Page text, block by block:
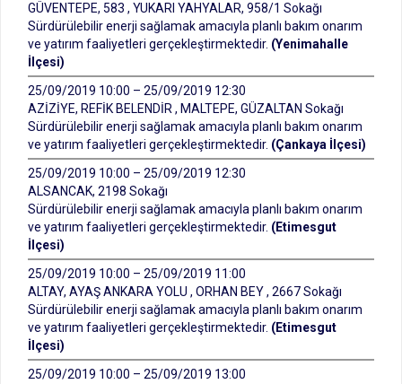
GÜVENTEPE, 583 , YUKARI YAHYALAR, 958/1 Sokağı
Sürdürülebilir enerji sağlamak amacıyla planlı bakım onarım
ve yatırım faaliyetleri gerçekleştirmektedir. (Yenimahalle
İlçesi)
25/09/2019 10:00 – 25/09/2019 12:30
AZİZİYE, REFİK BELENDİR , MALTEPE, GÜZALTAN Sokağı
Sürdürülebilir enerji sağlamak amacıyla planlı bakım onarım
ve yatırım faaliyetleri gerçekleştirmektedir. (Çankaya İlçesi)
25/09/2019 10:00 – 25/09/2019 12:30
ALSANCAK, 2198 Sokağı
Sürdürülebilir enerji sağlamak amacıyla planlı bakım onarım
ve yatırım faaliyetleri gerçekleştirmektedir. (Etimesgut
İlçesi)
25/09/2019 10:00 – 25/09/2019 11:00
ALTAY, AYAŞ ANKARA YOLU , ORHAN BEY , 2667 Sokağı
Sürdürülebilir enerji sağlamak amacıyla planlı bakım onarım
ve yatırım faaliyetleri gerçekleştirmektedir. (Etimesgut
İlçesi)
25/09/2019 10:00 – 25/09/2019 13:00